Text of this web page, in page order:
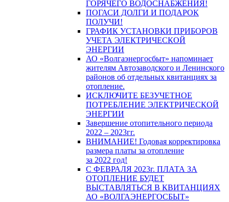
ГОРЯЧЕГО ВОДОСНАБЖЕНИЯ!
ПОГАСИ ДОЛГИ И ПОДАРОК
ПОЛУЧИ!
ГРАФИК УСТАНОВКИ ПРИБОРОВ
УЧЕТА ЭЛЕКТРИЧЕСКОЙ
ЭНЕРГИИ
АО «Волгаэнергосбыт» напоминает
жителям Автозаводского и Ленинского
районов об отдельных квитанциях за
отопление.
ИСКЛЮЧИТЕ БЕЗУЧЕТНОЕ
ПОТРЕБЛЕНИЕ ЭЛЕКТРИЧЕСКОЙ
ЭНЕРГИИ
Завершение отопительного периода
2022 – 2023гг.
ВНИМАНИЕ! Годовая корректировка
размера платы за отопление
за 2022 год!
С ФЕВРАЛЯ 2023г. ПЛАТА ЗА
ОТОПЛЕНИЕ БУДЕТ
ВЫСТАВЛЯТЬСЯ В КВИТАНЦИЯХ
АО «ВОЛГАЭНЕРГОСБЫТ»